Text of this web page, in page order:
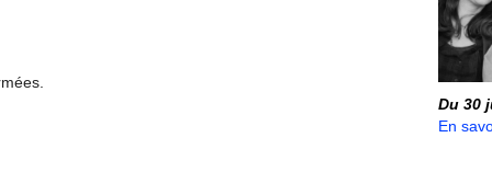
Du 30
En